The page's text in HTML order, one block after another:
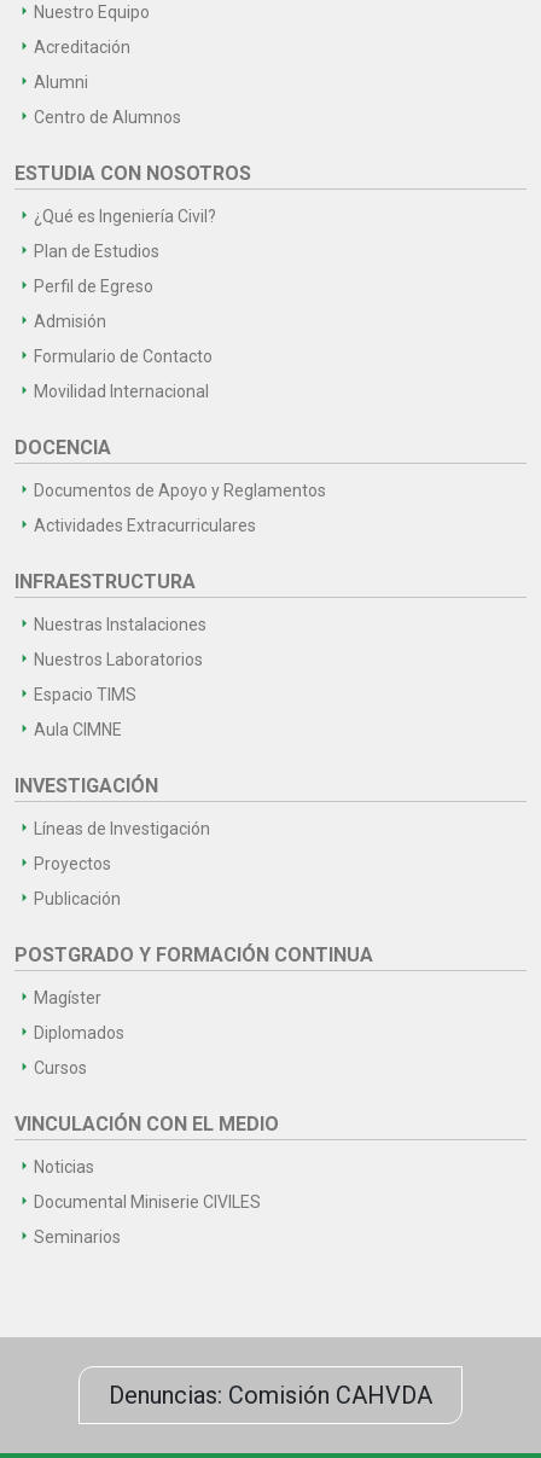
Nuestro Equipo
Acreditación
Alumni
Centro de Alumnos
ESTUDIA CON NOSOTROS
¿Qué es Ingeniería Civil?
Plan de Estudios
Perfil de Egreso
Admisión
Formulario de Contacto
Movilidad Internacional
DOCENCIA
Documentos de Apoyo y Reglamentos
Actividades Extracurriculares
INFRAESTRUCTURA
Nuestras Instalaciones
Nuestros Laboratorios
Espacio TIMS
Aula CIMNE
INVESTIGACIÓN
Líneas de Investigación
Proyectos
Publicación
POSTGRADO Y FORMACIÓN CONTINUA
Magíster
Diplomados
Cursos
VINCULACIÓN CON EL MEDIO
Noticias
Documental Miniserie CIVILES
Seminarios
Denuncias: Comisión CAHVDA